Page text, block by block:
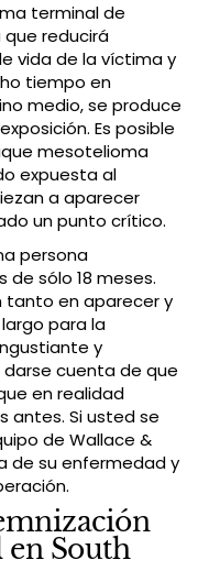
terminal de
que reducirá
vida de la víctima y
tiempo en
medio, se produce
Es posible
mesotelioma
expuesta al
a aparecer
un punto crítico.
persona
sólo 18 meses.
tanto en aparecer y
para la
y
cuenta de que
en realidad
antes. Si usted se
de Wallace &
de su enfermedad y
en South